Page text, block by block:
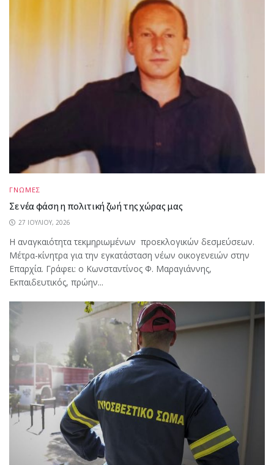
ΓΝΩΜΕΣ
Σε νέα φάση η πολιτική ζωή της χώρας μας
27 ΙΟΥΛΊΟΥ, 2026
Η αναγκαιότητα τεκμηριωμένων προεκλογικών δεσμεύσεων.
Μέτρα-κίνητρα για την εγκατάσταση νέων οικογενειών στην
Επαρχία. Γράφει: ο Κωνσταντίνος Φ. Μαραγιάννης,
Εκπαιδευτικός, πρώην...